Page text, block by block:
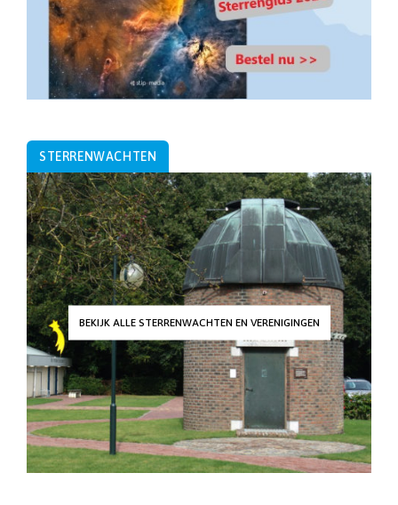
STERRENWACHTEN
BEKIJK ALLE STERRENWACHTEN EN VERENIGINGEN